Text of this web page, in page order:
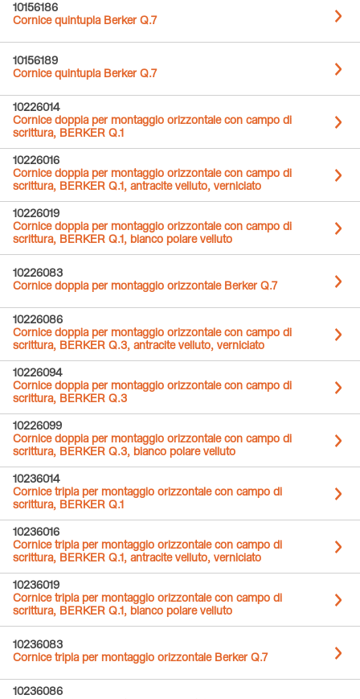
10156186
Cornice quintupla Berker Q.7
10156189
Cornice quintupla Berker Q.7
10226014
Cornice doppia per montaggio orizzontale con campo di
scrittura, BERKER Q.1
10226016
Cornice doppia per montaggio orizzontale con campo di
scrittura, BERKER Q.1, antracite velluto, verniciato
10226019
Cornice doppia per montaggio orizzontale con campo di
scrittura, BERKER Q.1, bianco polare velluto
10226083
Cornice doppia per montaggio orizzontale Berker Q.7
10226086
Cornice doppia per montaggio orizzontale con campo di
scrittura, BERKER Q.3, antracite velluto, verniciato
10226094
Cornice doppia per montaggio orizzontale con campo di
scrittura, BERKER Q.3
10226099
Cornice doppia per montaggio orizzontale con campo di
scrittura, BERKER Q.3, bianco polare velluto
10236014
Cornice tripla per montaggio orizzontale con campo di
scrittura, BERKER Q.1
10236016
Cornice tripla per montaggio orizzontale con campo di
scrittura, BERKER Q.1, antracite velluto, verniciato
10236019
Cornice tripla per montaggio orizzontale con campo di
scrittura, BERKER Q.1, bianco polare velluto
10236083
Cornice tripla per montaggio orizzontale Berker Q.7
10236086